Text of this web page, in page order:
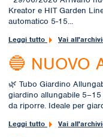
Kreator e HIT Garden
automatico 5-15...
Leggi tutto Vai
🔵 NUOVO
🌿 Tubo Giardino
giardino allungabile
da riporre. Ideale per
Leggi tutto Vai